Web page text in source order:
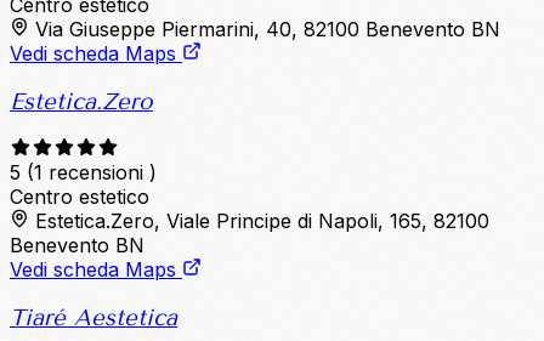
Centro estetico
Via Giuseppe Piermarini, 40, 82100 Benevento BN
Vedi scheda Maps
Estetica.Zero
5 (1 recensioni )
Centro estetico
Estetica.Zero, Viale Principe di Napoli, 165, 82100
Benevento BN
Vedi scheda Maps
Tiaré Aestetica